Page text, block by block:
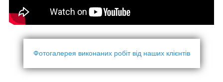
Фотогалерея виконаних робіт від наших клієнтів